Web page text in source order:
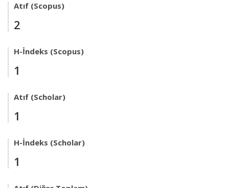
Atıf (Scopus)
2
H-İndeks (Scopus)
1
Atıf (Scholar)
1
H-İndeks (Scholar)
1